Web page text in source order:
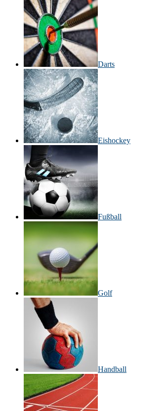
Darts
Eishockey
Fußball
Golf
Handball